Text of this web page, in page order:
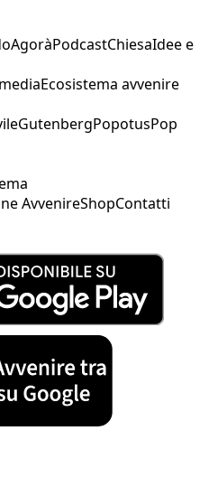
AgoràPodcastChiesaIdee e
Ecosistema avvenire
GutenbergPopotusPop
AvvenireShopContatti